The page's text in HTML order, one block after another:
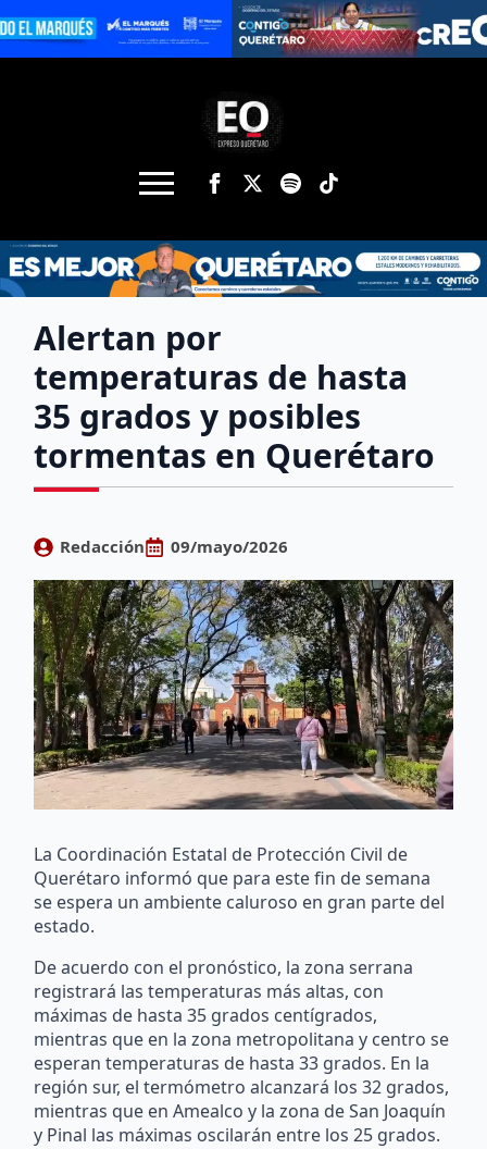
Alertan por
temperaturas de hasta
35 grados y posibles
tormentas en Querétaro
Redacción 09/mayo/2026
La Coordinación Estatal de Protección Civil de
Querétaro informó que para este fin de semana
se espera un ambiente caluroso en gran parte del
estado.
De acuerdo con el pronóstico, la zona serrana
registrará las temperaturas más altas, con
máximas de hasta 35 grados centígrados,
mientras que en la zona metropolitana y centro se
esperan temperaturas de hasta 33 grados. En la
región sur, el termómetro alcanzará los 32 grados,
mientras que en Amealco y la zona de San Joaquín
y Pinal las máximas oscilarán entre los 25 grados.